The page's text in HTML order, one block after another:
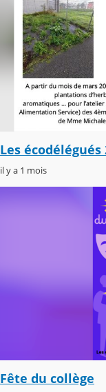
Les
il y a 1 mois
Fête du collège